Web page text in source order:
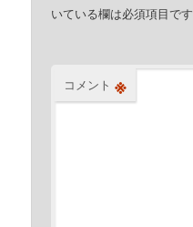
いている欄は必須項目です
コメント ※